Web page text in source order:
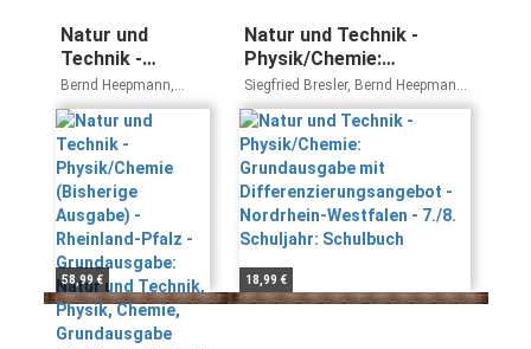
Natur und
Technik -
Physik/Chemie
(Bisherige
Ausgabe) -
Rheinland-Pfalz
- Grundausgabe:
Natur und
Technik, Physik,
Chemie,
Grundausgabe
Rheinland-Pfalz,
7. Schuljahr
Bernd Heepmann,
Wolfgang Kunze, Dr.
Heinz Muckenfuß,
Wilhelm Schröder
58,99 €
Natur und Technik -
Physik/Chemie:
Grundausgabe mit
Differenzierungsangebot
- Nordrhein-Westfalen -
7./8. Schuljahr:
Schulbuch
Siegfried Bresler, Bernd Heepmann,
Wilhelm Schröder, Heinz Obst,
Marlies Ramien, Bernd Trockel,
Jan Beyer
18,99 €